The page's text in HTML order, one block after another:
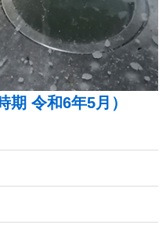
期 令和6年5月）